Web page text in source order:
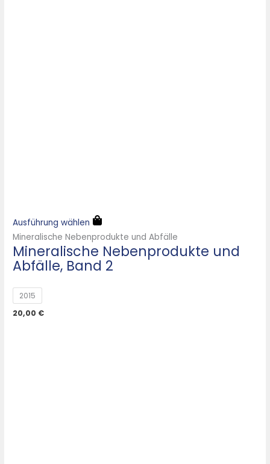
Ausführung wählen
Mineralische Nebenprodukte und Abfälle
Mineralische Nebenprodukte und
Abfälle, Band 2
2015
20,00 €